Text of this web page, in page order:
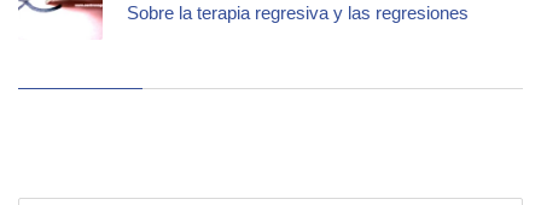
Sobre la terapia regresiva y las regresiones